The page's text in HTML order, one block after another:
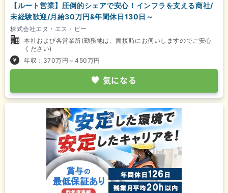
【ルート営業】圧倒的シェアで安心！インフラを支える商社/
未経験歓迎/月給30万円&年間休日130日～
株式会社エヌ・エス・ピー
本社および各営業所(勤務地は、面接時にお伺いしますのでご安心
ください)
年収：370万円～450万円
気になる